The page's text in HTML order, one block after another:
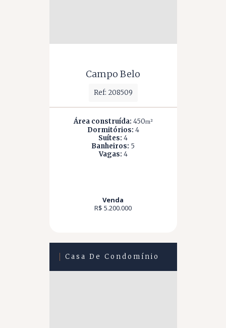
Campo Belo
Ref: 208509
Área construída: 450m²
Dormitórios: 4
Suítes: 4
Banheiros: 5
Vagas: 4
Venda
R$ 5.200.000
Casa De Condomínio